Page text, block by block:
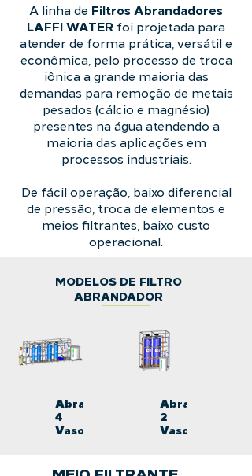
A linha de Filtros Abrandadores
LAFFI WATER foi projetada para
atender de forma prática, versátil e
econômica, pelo processo de troca
iônica a grande maioria das
demandas para remoção de metais
pesados (cálcio e magnésio)
presentes na água atendendo a
maioria das aplicações em
processos industriais.
De fácil operação, baixo diferencial
de pressão, troca de elementos e
meios filtrantes, baixo custo
operacional.
MODELOS DE FILTRO
ABRANDADOR
Abrandador
4
Vasos
Abrandador
2
Vasos